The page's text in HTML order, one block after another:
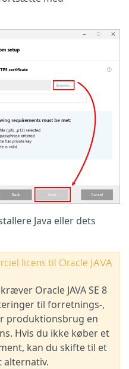
Java eller dets
licens til Oracle JAVA
Oracle JAVA SE 8
til forretnings-,
produktionsbrug en
Hvis du ikke køber et
kan du skifte til et